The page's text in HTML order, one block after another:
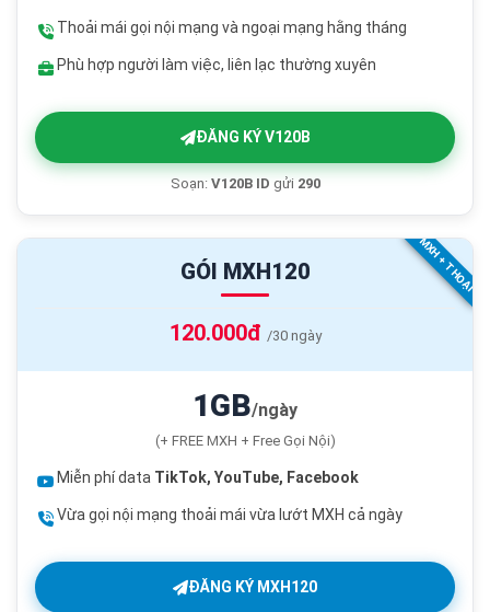
Thoải mái gọi nội mạng và ngoại mạng hằng tháng
Phù hợp người làm việc, liên lạc thường xuyên
ĐĂNG KÝ V120B
Soạn: V120B ID gửi 290
MXH + THOẠI
GÓI MXH120
120.000đ /30 ngày
1GB/ngày
(+ FREE MXH + Free Gọi Nội)
Miễn phí data TikTok, YouTube, Facebook
Vừa gọi nội mạng thoải mái vừa lướt MXH cả ngày
ĐĂNG KÝ MXH120